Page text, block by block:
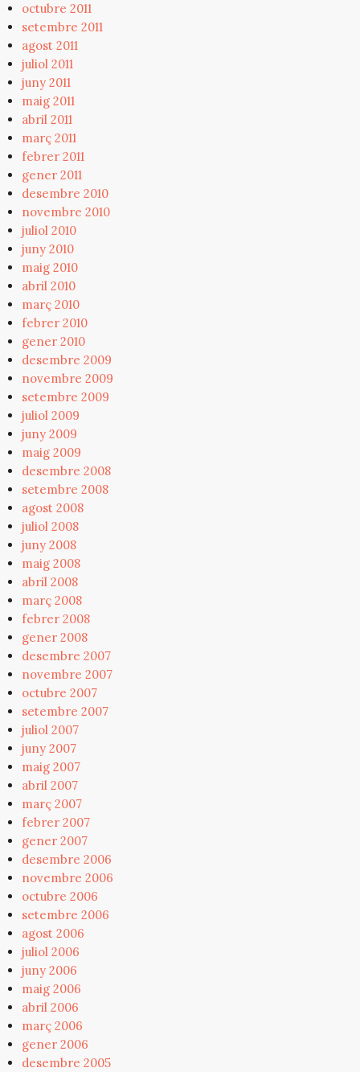
octubre 2011
setembre 2011
agost 2011
juliol 2011
juny 2011
maig 2011
abril 2011
març 2011
febrer 2011
gener 2011
desembre 2010
novembre 2010
juliol 2010
juny 2010
maig 2010
abril 2010
març 2010
febrer 2010
gener 2010
desembre 2009
novembre 2009
setembre 2009
juliol 2009
juny 2009
maig 2009
desembre 2008
setembre 2008
agost 2008
juliol 2008
juny 2008
maig 2008
abril 2008
març 2008
febrer 2008
gener 2008
desembre 2007
novembre 2007
octubre 2007
setembre 2007
juliol 2007
juny 2007
maig 2007
abril 2007
març 2007
febrer 2007
gener 2007
desembre 2006
novembre 2006
octubre 2006
setembre 2006
agost 2006
juliol 2006
juny 2006
maig 2006
abril 2006
març 2006
gener 2006
desembre 2005